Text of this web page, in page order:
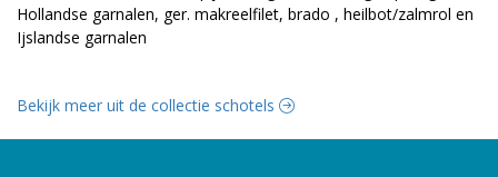
Hollandse garnalen, ger. makreelfilet, brado , heilbot/zalmrol en
Ijslandse garnalen
Bekijk meer uit de collectie schotels